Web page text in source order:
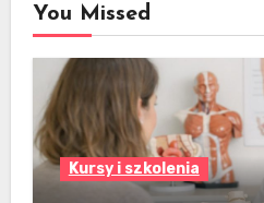
You Missed
Kursy i szkolenia